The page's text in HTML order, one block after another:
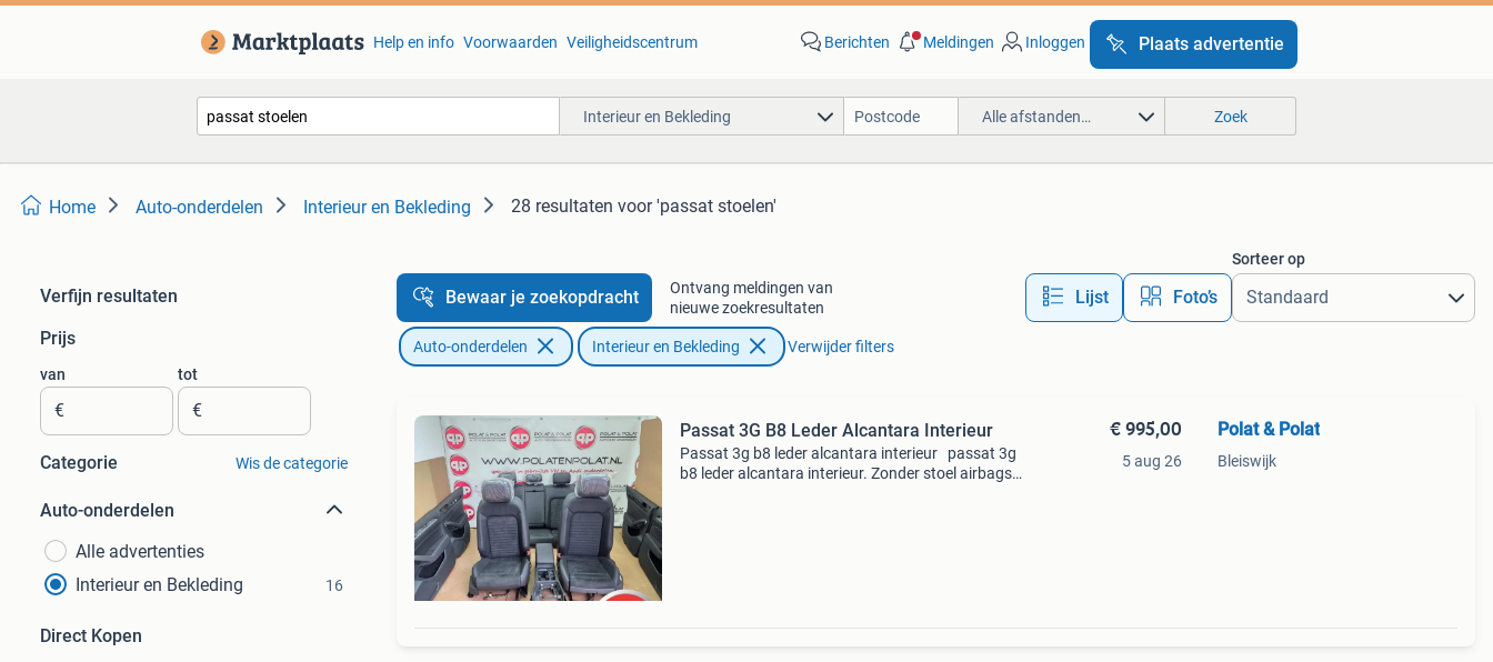
Help en info Voorwaarden Veiligheidscentrum Berichten Meldingen Inloggen Plaats advertentie
Interieur en Bekleding Alle afstanden… Zoek
Home Auto-onderdelen Interieur en Bekleding 28 resultaten voor 'passat stoelen'
Verfijn resultaten
Prijs
van
€
tot
€
Categorie Wis de categorie
Auto-onderdelen
Alle advertenties
Interieur en Bekleding
16
Direct Kopen
Bewaar je zoekopdracht
Ontvang meldingen van
nieuwe zoekresultaten
Lijst Foto’s
Sorteer op
Auto-onderdelen Interieur en Bekleding Verwijder filters
Passat 3G B8 Leder Alcantara Interieur
Passat 3g b8 leder alcantara interieur passat 3g
b8 leder alcantara interieur. Zonder stoel airbags
€ 995,00
5 aug 26
Polat & Polat
Bleiswijk